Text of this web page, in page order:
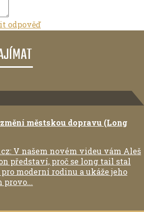
odpověď
městskou dopravu (Long
V našem novém videu vám Aleš
představí, proč se long tail stal
moderní rodinu a ukáže jeho
provo...